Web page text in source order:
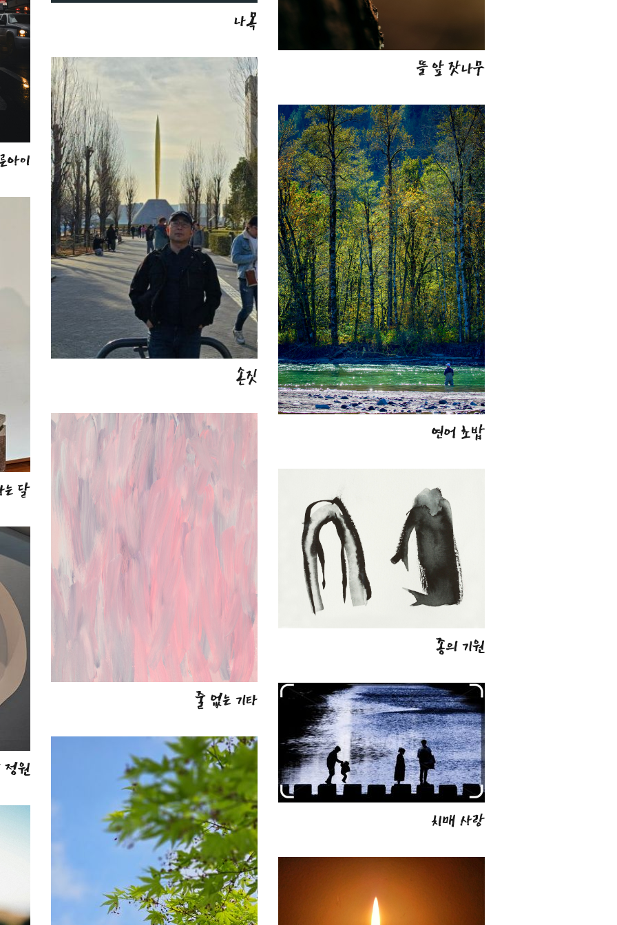
나목
뜰 앞 잣나무
아이
손짓
연어 초밥
달
줄 없는 기타
종의 기원
정원
치매 사랑